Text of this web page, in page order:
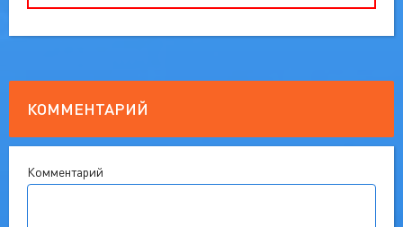
КОММЕНТАРИЙ
Комментарий